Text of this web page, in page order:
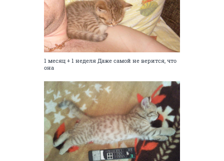
1 месяц + 1 неделя Даже самой не верится, что
она